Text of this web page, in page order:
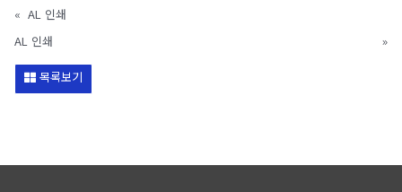
« AL 인쇄
AL 인쇄
»
목록보기